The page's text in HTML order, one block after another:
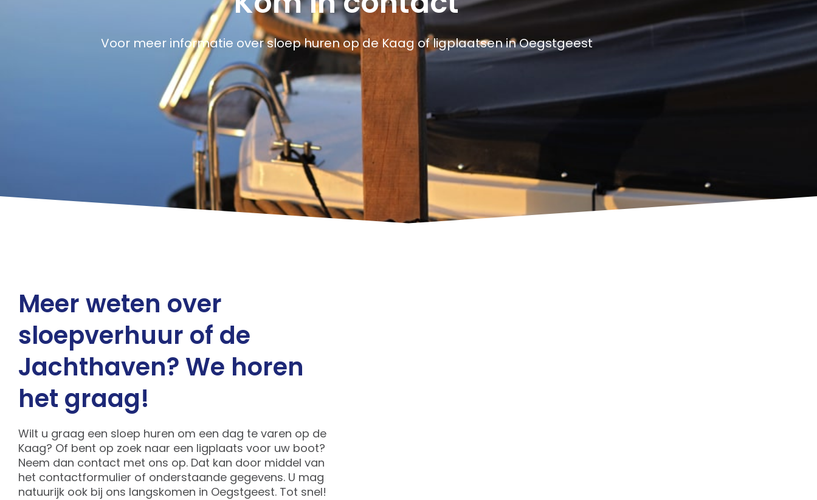
Voor meer informatie over sloep huren op de Kaag of ligplaatsen in Oegstgeest
Meer weten over
sloepverhuur of de
Jachthaven? We horen
het graag!
Wilt u graag een sloep huren om een dag te varen op de
Kaag? Of bent op zoek naar een ligplaats voor uw boot?
Neem dan contact met ons op. Dat kan door middel van
het contactformulier of onderstaande gegevens. U mag
natuurijk ook bij ons langskomen in Oegstgeest. Tot snel!